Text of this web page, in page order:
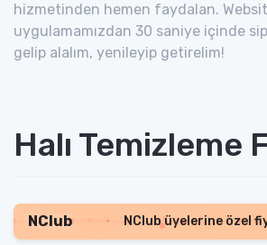
hizmetinden hemen faydalan.
uygulamamızdan 30 saniye içinde
gelip alalım, yenileyip getirelim!
Halı Temizleme
NClub NClub üyelerine özel